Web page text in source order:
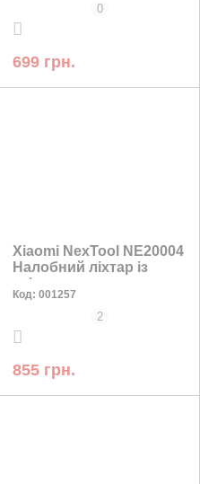
0
699 грн.
Xiaomi NexTool NE20004
Налобний ліхтар із
кріпленням для
велосипедів 170 лм, 640
Код: 001257
2
855 грн.